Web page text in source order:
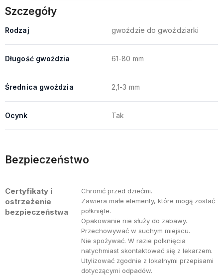
Szczegóły
Rodzaj gwoździe do gwoździarki
Długość gwoździa 61-80 mm
Średnica gwoździa 2,1-3 mm
Ocynk Tak
Bezpieczeństwo
Certyfikaty i
ostrzeżenie
bezpieczeństwa
Chronić przed dziećmi.
Zawiera małe elementy, które mogą zostać
połknięte.
Opakowanie nie służy do zabawy.
Przechowywać w suchym miejscu.
Nie spożywać. W razie połknięcia
natychmiast skontaktować się z lekarzem.
Utylizować zgodnie z lokalnymi przepisami
dotyczącymi odpadów.